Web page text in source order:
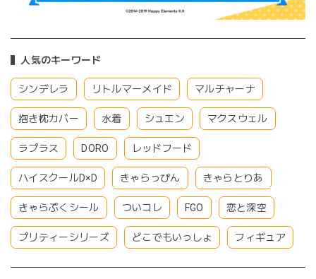
人気のキーワード
シンデレラ リトルマーメイド マルチャーナ
抱き枕カバー 水着 シュエン マクスウェル
ラプラス DORO レッドフード
ハイスクールD×D きゃらっぴん きゃらとりあ
きゃらぷくシール ついコレ FGO 恋と深空
プリティーシリーズ どこでもいっしょ フィギュア